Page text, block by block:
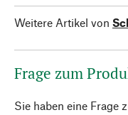
Weitere Artikel von
Frage zum
Sie haben eine Frage